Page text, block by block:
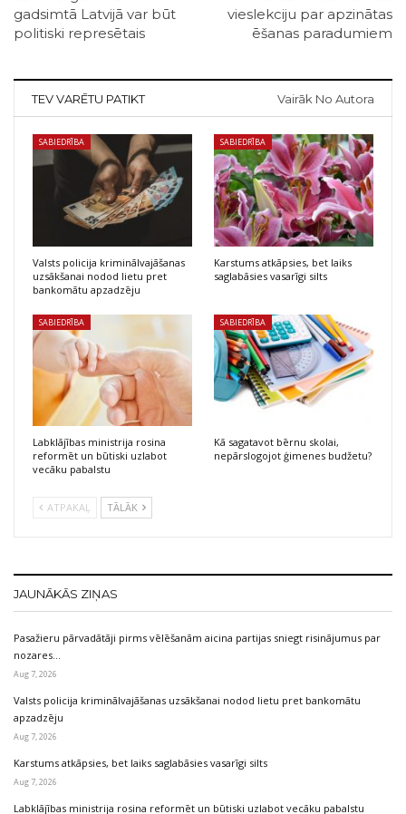
gadsimtā Latvijā var būt
politiski represētais
vieslekciju par apzinātas
ēšanas paradumiem
TEV VARĒTU PATIKT Vairāk No Autora
SABIEDRĪBA
Valsts policija kriminālvajāšanas
uzsākšanai nodod lietu pret
bankomātu apzadzēju
SABIEDRĪBA
Karstums atkāpsies, bet laiks
saglabāsies vasarīgi silts
SABIEDRĪBA
Labklājības ministrija rosina
reformēt un būtiski uzlabot
vecāku pabalstu
SABIEDRĪBA
Kā sagatavot bērnu skolai,
nepārslogojot ģimenes budžetu?
ATPAKAĻ TĀLĀK
JAUNĀKĀS ZIŅAS
Pasažieru pārvadātāji pirms vēlēšanām aicina partijas sniegt risinājumus par
nozares…
Aug 7, 2026
Valsts policija kriminālvajāšanas uzsākšanai nodod lietu pret bankomātu
apzadzēju
Aug 7, 2026
Karstums atkāpsies, bet laiks saglabāsies vasarīgi silts
Aug 7, 2026
Labklājības ministrija rosina reformēt un būtiski uzlabot vecāku pabalstu